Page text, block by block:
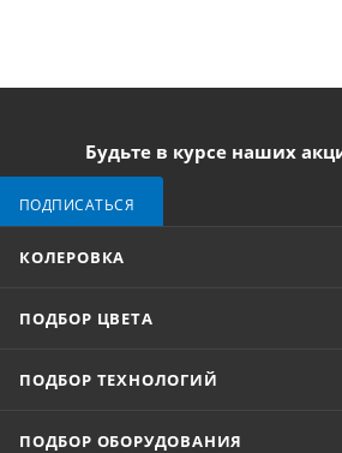
Будьте в курсе наших
ПОДПИСАТЬСЯ
КОЛЕРОВКА
ПОДБОР ЦВЕТА
ПОДБОР ТЕХНОЛОГИЙ
ПОДБОР ОБОРУДОВАНИЯ